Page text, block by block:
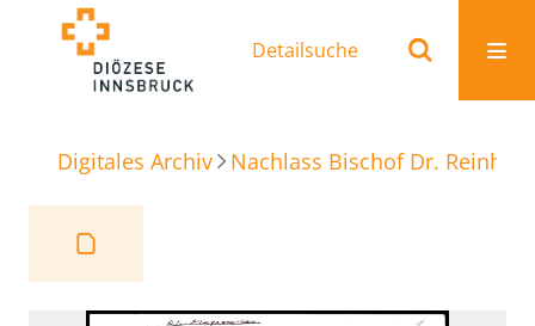
Detailsuche
Digitales Archiv Nachlass Bischof Dr.